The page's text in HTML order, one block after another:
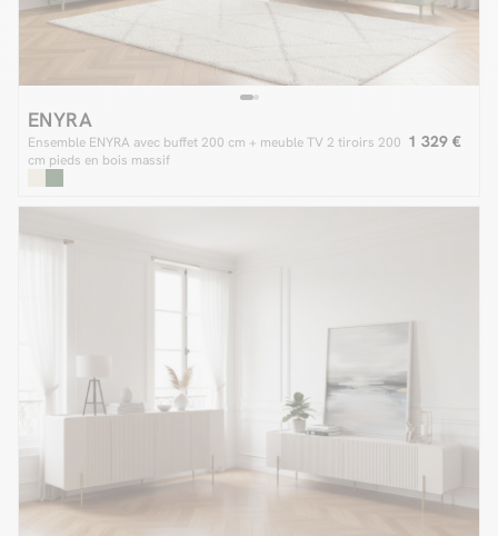
ENYRA
Ensemble ENYRA avec buffet 200 cm + meuble TV 2 tiroirs 200
cm pieds en bois massif
1 329 €